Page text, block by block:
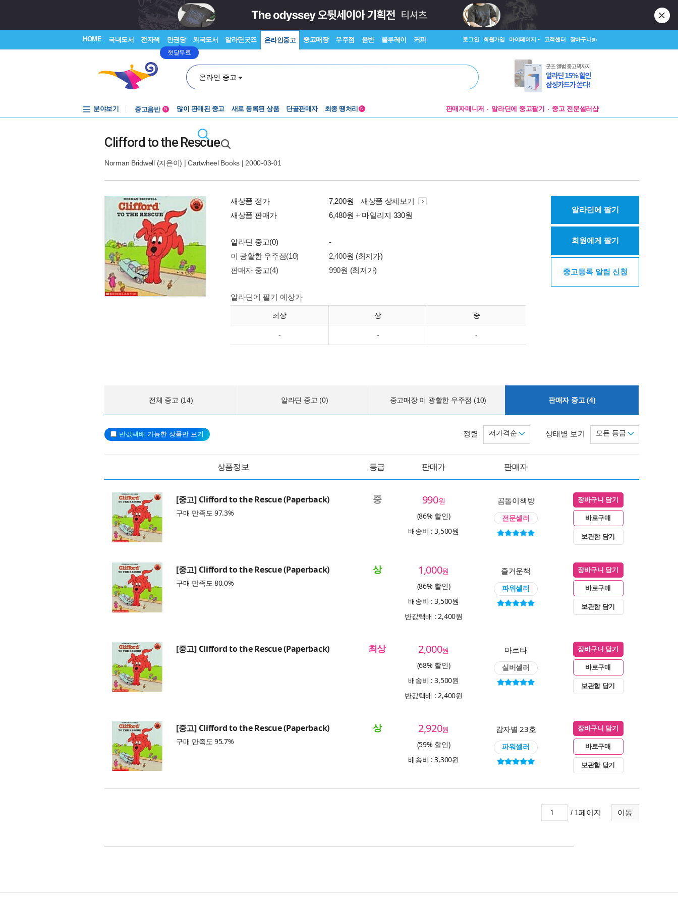
HOME 국내도서 전자책 만권당
첫달무료
외국도서 알라딘굿즈 온라인중고 중고매장 우주점 음반 블루레이 커피 로그인 회원가입 마이페이지 고객센터 장바구니(0)
온라인 중고
분야보기
중고음반
N 많이 판매된 중고 새로 등록된 상품 단골판매자 최종 땡처리 N 판매자매니저 알라딘에 중고팔기 중고 전문셀러샵
Clifford to the Rescue
Norman Bridwell(지은이) |Cartwheel Books | 2000-03-01
새상품 정가 7,200원
새상품 상세보기
새상품 판매가
6,480원 + 마일리지 330원
알라딘 중고(0)
-
이 광활한 우주점(10)
2,400원 (최저가)
판매자 중고(4)
990원 (최저가)
알라딘에 팔기 예상가
최상 상 중
- - -
알라딘에 팔기
회원에게 팔기
중고등록 알림 신청
전체 중고 (14) 알라딘 중고 (0) 중고매장 이 광활한 우주점 (10) 판매자 중고 (4)
반값택배 가능한 상품만 보기 상태별 보기 모든 등급
정렬 저가격순
상품정보 등급 판매가 판매자
[중고] Clifford to the Rescue (Paperback)
구매 만족도 97.3%
중 990원
(86% 할인)
배송비 : 3,500원
곰돌이책방
전문셀러
장바구니 담기
바로구매
보관함 담기
[중고] Clifford to the Rescue (Paperback)
구매 만족도 80.0%
상 1,000원
(86% 할인)
배송비 : 3,500원
반값택배 : 2,400원
즐거운책
파워셀러
장바구니 담기
바로구매
보관함 담기
[중고] Clifford to the Rescue (Paperback) 최상 2,000원
(68% 할인)
배송비 : 3,500원
반값택배 : 2,400원
마르타
실버셀러
장바구니 담기
바로구매
보관함 담기
[중고] Clifford to the Rescue (Paperback)
구매 만족도 95.7%
상 2,920원
(59% 할인)
배송비 : 3,300원
감자별 23호
파워셀러
장바구니 담기
바로구매
보관함 담기
이동
/ 1페이지